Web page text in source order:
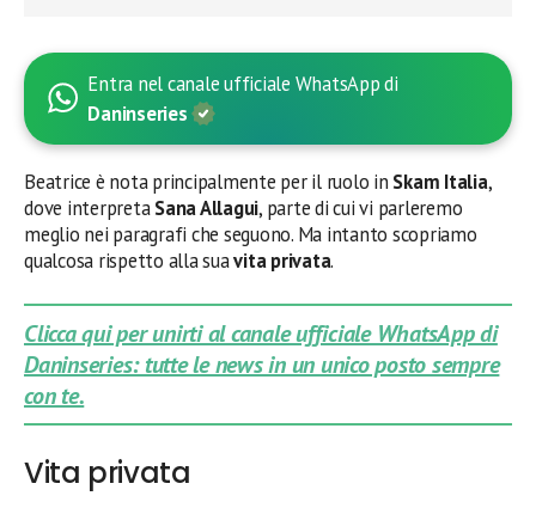
Entra nel canale ufficiale WhatsApp di
Daninseries
Beatrice è nota principalmente per il ruolo in Skam Italia,
dove interpretaSana Allagui, parte di cui vi parleremo
meglio nei paragrafi che seguono. Ma intanto scopriamo
qualcosa rispetto alla suavita privata.
Clicca qui per unirti al canale ufficiale WhatsApp di
Daninseries: tutte le news in un unico posto sempre
con te.
Vita privata